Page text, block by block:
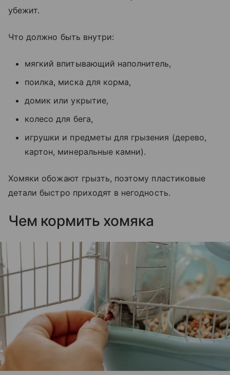
убежит.
Что должно быть внутри:
мягкий впитывающий наполнитель,
поилка, миска для корма,
домик или укрытие,
колесо для бега,
игрушки и предметы для грызения (дерево,
картон, минеральные камни).
Хомяки обожают грызть, поэтому пластиковые
детали быстро приходят в негодность.
Чем кормить хомяка